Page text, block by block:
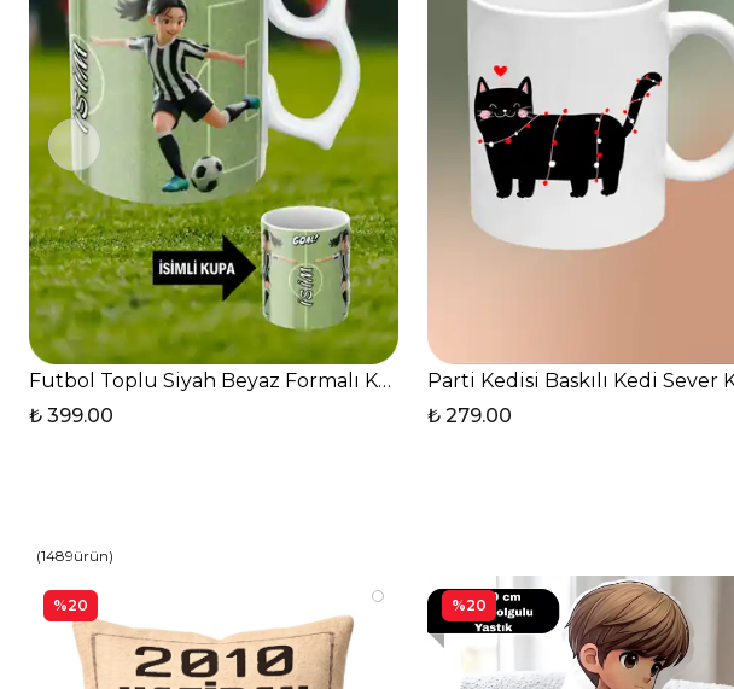
Futbol Toplu Siyah Beyaz Formalı Kadın Futbolcu İsimli Taraftar Kupa
₺ 399.00
Parti Kedisi Baskılı Kedi Sever
₺ 279.00
(1489ürün)
%20 %20